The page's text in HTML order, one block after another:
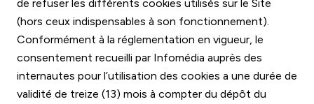
de refuser les différents cookies utilisés sur le Site
(hors ceux indispensables à son fonctionnement).
Conformément à la réglementation en vigueur, le
consentement recueilli par Infomédia auprès des
internautes pour l’utilisation des cookies a une durée de
validité de treize (13) mois à compter du dépôt du